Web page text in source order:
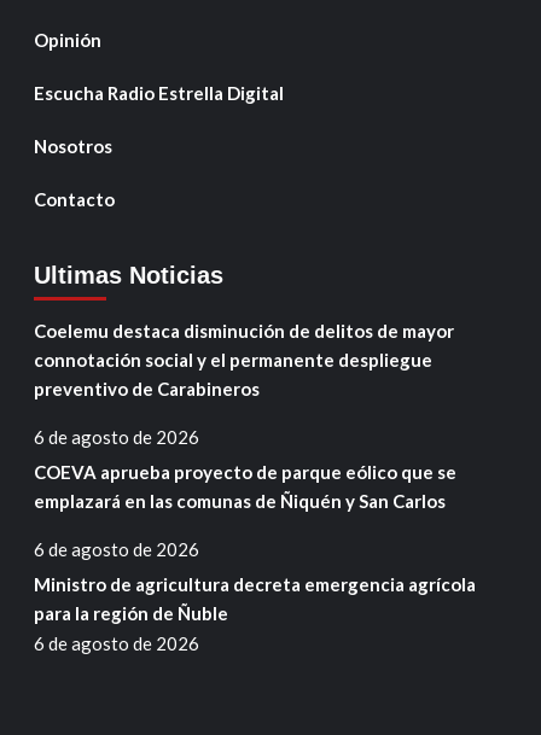
Opinión
Escucha Radio Estrella Digital
Nosotros
Contacto
Ultimas Noticias
Coelemu destaca disminución de delitos de mayor
connotación social y el permanente despliegue
preventivo de Carabineros
6 de agosto de 2026
COEVA aprueba proyecto de parque eólico que se
emplazará en las comunas de Ñiquén y San Carlos
6 de agosto de 2026
Ministro de agricultura decreta emergencia agrícola
para la región de Ñuble
6 de agosto de 2026